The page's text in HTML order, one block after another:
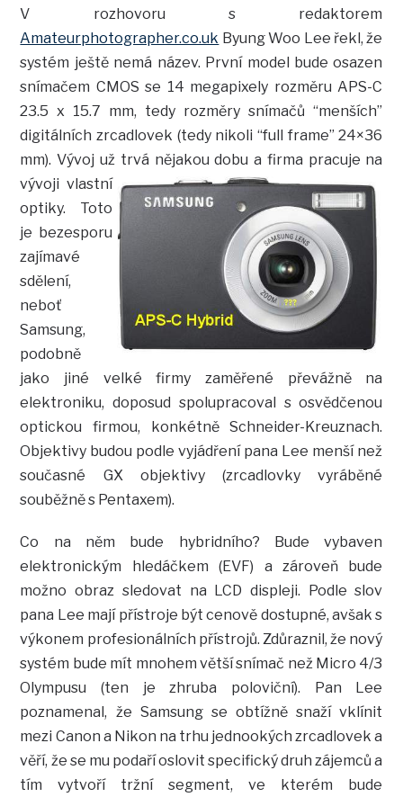
V rozhovoru s redaktorem
Amateurphotographer.co.uk Byung Woo Lee řekl, že
systém ještě nemá název. První model bude osazen
snímačem CMOS se 14 megapixely rozměru APS-C
23.5 x 15.7 mm, tedy rozměry snímačů “menších”
digitálních zrcadlovek (tedy nikoli “full frame” 24×36
mm). Vývoj už trvá nějakou dobu a firma pracuje na
vývoji vlastní
optiky. Toto
je bezesporu
zajímavé
sdělení,
neboť
Samsung,
podobně
jako jiné velké firmy zaměřené převážně na
elektroniku, doposud spolupracoval s osvědčenou
optickou firmou, konkétně Schneider-Kreuznach.
Objektivy budou podle vyjádření pana Lee menší než
současné GX objektivy (zrcadlovky vyráběné
souběžně s Pentaxem).
Co na něm bude hybridního? Bude vybaven
elektronickým hledáčkem (EVF) a zároveň bude
možno obraz sledovat na LCD displeji. Podle slov
pana Lee mají přístroje být cenově dostupné, avšak s
výkonem profesionálních přístrojů. Zdůraznil, že nový
systém bude mít mnohem větší snímač než Micro 4/3
Olympusu (ten je zhruba poloviční). Pan Lee
poznamenal, že Samsung se obtížně snaží vklínit
mezi Canon a Nikon na trhu jednookých zrcadlovek a
věří, že se mu podaří oslovit specifický druh zájemců a
tím vytvoří tržní segment, ve kterém bude